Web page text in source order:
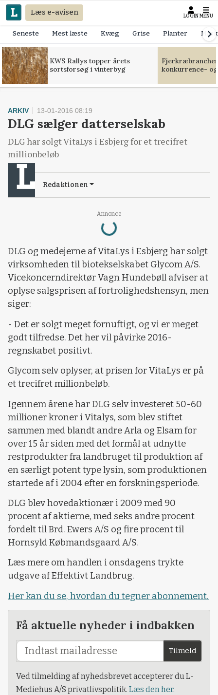
Læs e-avisen LOGIN MENU
Seneste Mest læste Kvæg Grise Planter
KWS Rallys topper årets
sortsforsøg i vinterbyg
konkurrence-
Annonce
Loading...
ARKIV 13-01-2016 08:19
DLG sælger datterselskab
DLG har solgt VitaLys i Esbjerg for et trecifret
millionbeløb
Redaktionen
DLG og medejerne af VitaLys i Esbjerg har solgt
virksomheden til biotekselskabet Glycom A/S.
Vicekoncerndirektør Vagn Hundebøll afviser at
oplyse salgsprisen af fortrolighedshensyn, men
siger:
- Det er solgt meget fornuftigt, og vi er meget
godt tilfredse. Det her vil påvirke 2016-
regnskabet positivt.
Glycom selv oplyser, at prisen for VitaLys er på
et trecifret millionbeløb.
Igennem årene har DLG selv investeret 50-60
millioner kroner i Vitalys, som blev stiftet
sammen med blandt andre Arla og Elsam for
over 15 år siden med det formål at udnytte
restprodukter fra landbruget til produktion af
en særligt potent type lysin, som produktionen
startede af i 2004 efter en forskningsperiode.
DLG blev hovedaktionær i 2009 med 90
procent af aktierne, med seks andre procent
fordelt til Brd. Ewers A/S og fire procent til
Hornsyld Købmandsgaard A/S.
Læs mere om handlen i onsdagens trykte
udgave af Effektivt Landbrug.
Her kan du se, hvordan du tegner abonnement.
Få aktuelle nyheder i indbakken
Tilmeld
Ved tilmelding af nyhedsbrevet accepterer du L-
Mediehus A/S privatlivspolitik. Læs den her.